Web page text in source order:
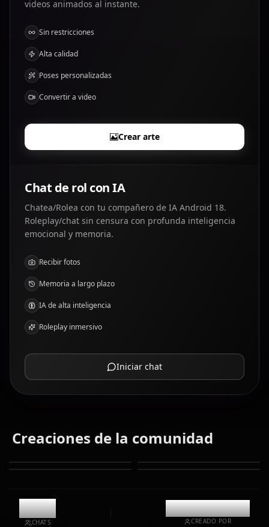
videos animados al instante.
Sin restricciones
Alta calidad
Poses personalizadas
Convertir a video
Crear arte
Chat de rol con IA
Chatea/Rolea con tu compañero de IA Android 18.
Roleplay/chat sin censura con profunda inteligencia
emocional y memoria.
Recibir fotos
Memoria a largo plazo
IA de alta inteligencia
Roleplay inmersivo
Iniciar chat
Creaciones de la comunidad
10.9k
CHATS
@casualwaifus
CREADO POR